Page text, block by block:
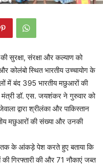
सुरक्षा, संरक्षा और कल्याण को
कोलंबो स्थित भारतीय उच्चायोग के
में बंद 395 भारतीय मछुआरों की
मंत्री डॉ. एस. जयशंकर ने गुरुवार को
द्वारा श्रीलंका और पाकिस्तान
मछुआरों की संख्या और उनकी
के आंकड़े पेश करते हुए बताया कि
गिरफ्तारी की और 71 नौकाएं जब्त